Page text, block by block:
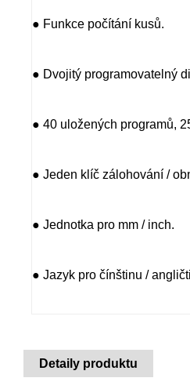
● Funkce počítání kusů.
● Dvojitý programovatelný
● 40 uložených programů,
● Jeden klíč zálohování /
● Jednotka pro mm / inch.
● Jazyk pro čínštinu /
Detaily produktu